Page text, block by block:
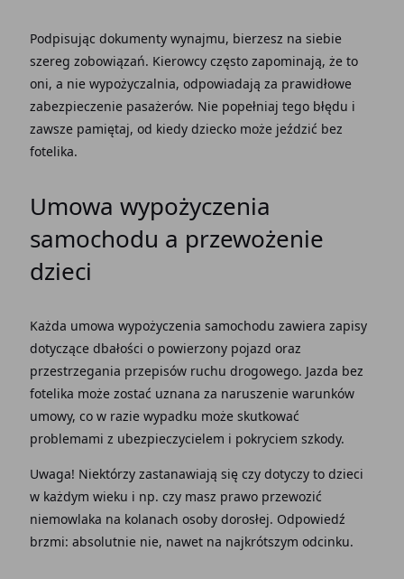
Podpisując dokumenty wynajmu, bierzesz na siebie
szereg zobowiązań. Kierowcy często zapominają, że to
oni, a nie wypożyczalnia, odpowiadają za prawidłowe
zabezpieczenie pasażerów. Nie popełniaj tego błędu i
zawsze pamiętaj, od kiedy dziecko może jeździć bez
fotelika.
Umowa wypożyczenia
samochodu a przewożenie
dzieci
Każda umowa wypożyczenia samochodu zawiera zapisy
dotyczące dbałości o powierzony pojazd oraz
przestrzegania przepisów ruchu drogowego. Jazda bez
fotelika może zostać uznana za naruszenie warunków
umowy, co w razie wypadku może skutkować
problemami z ubezpieczycielem i pokryciem szkody.
Uwaga! Niektórzy zastanawiają się czy dotyczy to dzieci
w każdym wieku i np. czy masz prawo przewozić
niemowlaka na kolanach osoby dorosłej. Odpowiedź
brzmi: absolutnie nie, nawet na najkrótszym odcinku.